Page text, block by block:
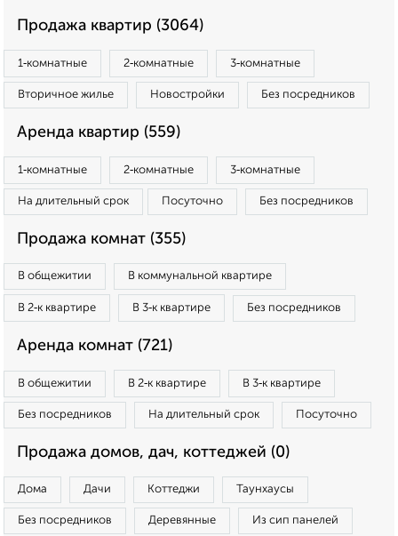
Продажа квартир (3064)
1‑комнатные 2‑комнатные 3‑комнатные
Вторичное жилье Новостройки Без посредников
Аренда квартир (559)
1‑комнатные 2‑комнатные 3‑комнатные
На длительный срок Посуточно Без посредников
Продажа комнат (355)
В общежитии В коммунальной квартире
В 2‑к квартире В 3‑к квартире Без посредников
Аренда комнат (721)
В общежитии В 2‑к квартире В 3‑к квартире
Без посредников На длительный срок Посуточно
Продажа домов, дач, коттеджей (0)
Дома Дачи Коттеджи Таунхаусы
Без посредников Деревянные Из сип панелей